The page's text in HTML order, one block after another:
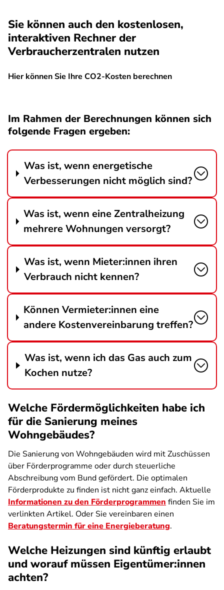
Sie können auch den kostenlosen,
interaktiven Rechner der
Verbraucherzentralen nutzen
Hier können Sie Ihre CO2-Kosten berechnen
Im Rahmen der Berechnungen können sich
folgende Fragen ergeben:
Was ist, wenn energetische
Verbesserungen nicht möglich sind?
Was ist, wenn eine Zentralheizung
mehrere Wohnungen versorgt?
Was ist, wenn Mieter:innen ihren
Verbrauch nicht kennen?
Können Vermieter:innen eine
andere Kostenvereinbarung treffen?
Was ist, wenn ich das Gas auch zum
Kochen nutze?
Welche Fördermöglichkeiten habe ich
für die Sanierung meines
Wohngebäudes?
Die Sanierung von Wohngebäuden wird mit Zuschüssen
über Förderprogramme oder durch steuerliche
Abschreibung vom Bund gefördert. Die optimalen
Förderprodukte zu finden ist nicht ganz einfach. Aktuelle
Informationen zu den Förderprogrammen finden Sie im
verlinkten Artikel. Oder Sie vereinbaren einen
Beratungstermin für eine Energieberatung.
Welche Heizungen sind künftig erlaubt
und worauf müssen Eigentümer:innen
achten?